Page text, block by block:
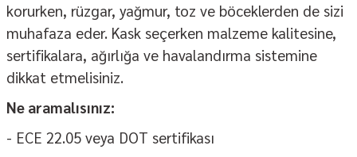
korurken, rüzgar, yağmur, toz ve böceklerden de sizi
muhafaza eder. Kask seçerken malzeme kalitesine,
sertifikalara, ağırlığa ve havalandırma sistemine
dikkat etmelisiniz.
Ne aramalısınız:
- ECE 22.05 veya DOT sertifikası